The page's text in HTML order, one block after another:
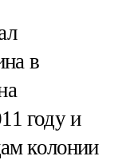
в
году и
колонии